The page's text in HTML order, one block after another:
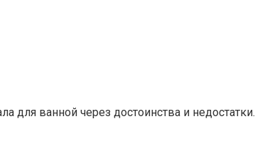
для ванной через достоинства и недостатки.